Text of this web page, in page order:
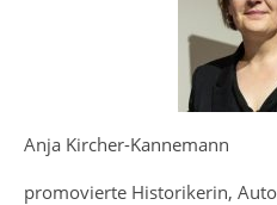
Anja Kircher-Kannemann
promovierte Historikerin,